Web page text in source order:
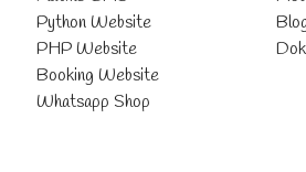
Python Website
PHP Website
Booking Website
Whatsapp Shop